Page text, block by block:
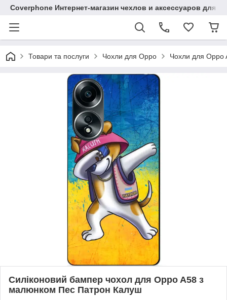
Coverphone Интернет-магазин чехлов и аксессуаров для
Товари та послуги Чохли для Oppo Чохли для Oppo
Силіконовий бампер чохол для Oppo A58 з
малюнком Пес Патрон Калуш